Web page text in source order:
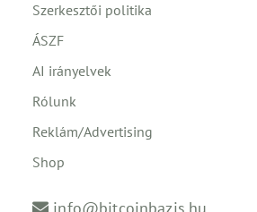
Szerkesztői politika
ÁSZF
AI irányelvek
Rólunk
Reklám/Advertising
Shop